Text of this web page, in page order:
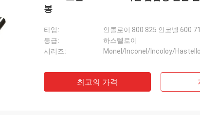
봉
타입:
인콜로이 800 825 인코넬 600
등급:
하스텔로이
시리즈:
Monel/Inconel/Incoloy/
최고의 가격